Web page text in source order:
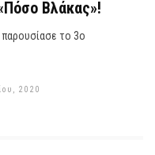
Βλάκας»!
παρουσίασε το 3ο
2020